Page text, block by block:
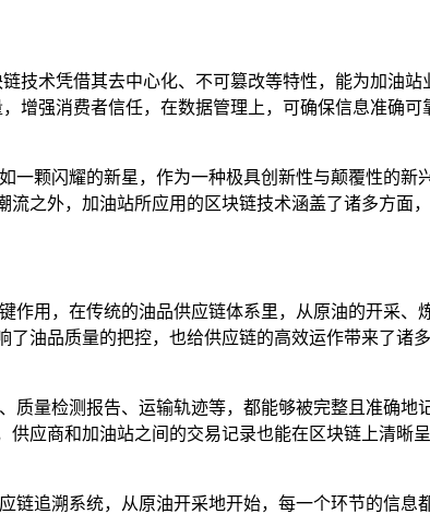
技术凭借其去中心化、不可篡改等特性，能为加油
增强消费者信任，在数据管理上，可确保信息准确
一颗闪耀的新星，作为一种极具创新性与颠覆性的新
之外，加油站所应用的区块链技术涵盖了诸多方面
作用，在传统的油品供应链体系里，从原油的开采
油品质量的把控，也给供应链的高效运作带来了诸
质量检测报告、运输轨迹等，都能够被完整且准确
应商和加油站之间的交易记录也能在区块链上清晰
链追溯系统，从原油开采地开始，每一个环节的信